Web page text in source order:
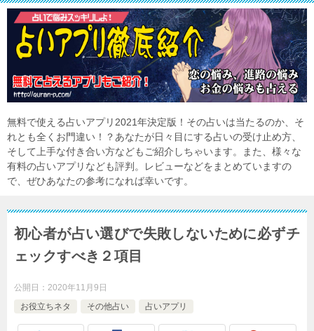
無料で使える占いアプリ2021年決定版！その占いは当たるのか、そ
れとも全くお門違い！？あなたが日々目にする占いの受け止め方、
そして上手な付き合い方などもご紹介しちゃいます。また、様々な
有料の占いアプリなども評判。レビューなどをまとめていますの
で、ぜひあなたの参考になれば幸いです。
初心者が占い選びで失敗しないために必ずチ
ェックすべき２項目
公開日： 2020年11月9日
お役立ちネタ
その他占い 占いアプリ